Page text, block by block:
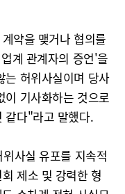
약을 맺거나 협의를
계 관계자의 증언'을
는 허위사실이며 당사
이 기사화하는 것으로
같다"라고 말했다.
사실 유포를 지속적
제소 및 강력한 형